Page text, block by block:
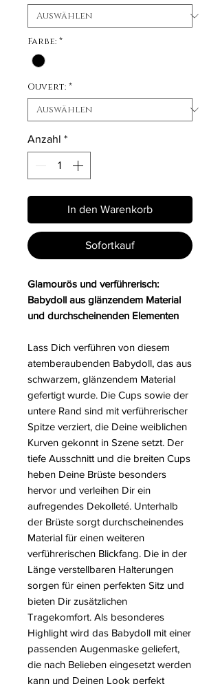
Farbe: *
Ouvert: *
Anzahl *
In den Warenkorb
Sofortkauf
Glamourös und verführerisch:
Babydoll aus glänzendem Material
und durchscheinenden Elementen
Lass Dich verführen von diesem
atemberaubenden Babydoll, das aus
schwarzem, glänzendem Material
gefertigt wurde. Die Cups sowie der
untere Rand sind mit verführerischer
Spitze verziert, die Deine weiblichen
Kurven gekonnt in Szene setzt. Der
tiefe Ausschnitt und die breiten Cups
heben Deine Brüste besonders
hervor und verleihen Dir ein
aufregendes Dekolleté. Unterhalb
der Brüste sorgt durchscheinendes
Material für einen weiteren
verführerischen Blickfang. Die in der
Länge verstellbaren Halterungen
sorgen für einen perfekten Sitz und
bieten Dir zusätzlichen
Tragekomfort. Als besonderes
Highlight wird das Babydoll mit einer
passenden Augenmaske geliefert,
die nach Belieben eingesetzt werden
kann und Deinen Look perfekt